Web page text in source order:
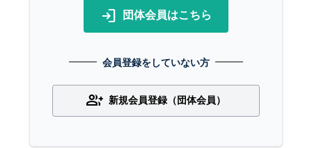
login 団体会員はこちら
会員登録をしていない方
group_add 新規会員登録（団体会員）